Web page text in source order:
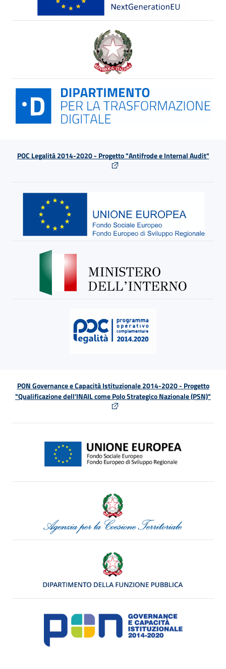
POC Legalità 2014-2020 - Progetto "Antifrode e Internal Audit"
PON Governance e Capacità Istituzionale 2014-2020 - Progetto
"Qualificazione dell'INAIL come Polo Strategico Nazionale (PSN)"